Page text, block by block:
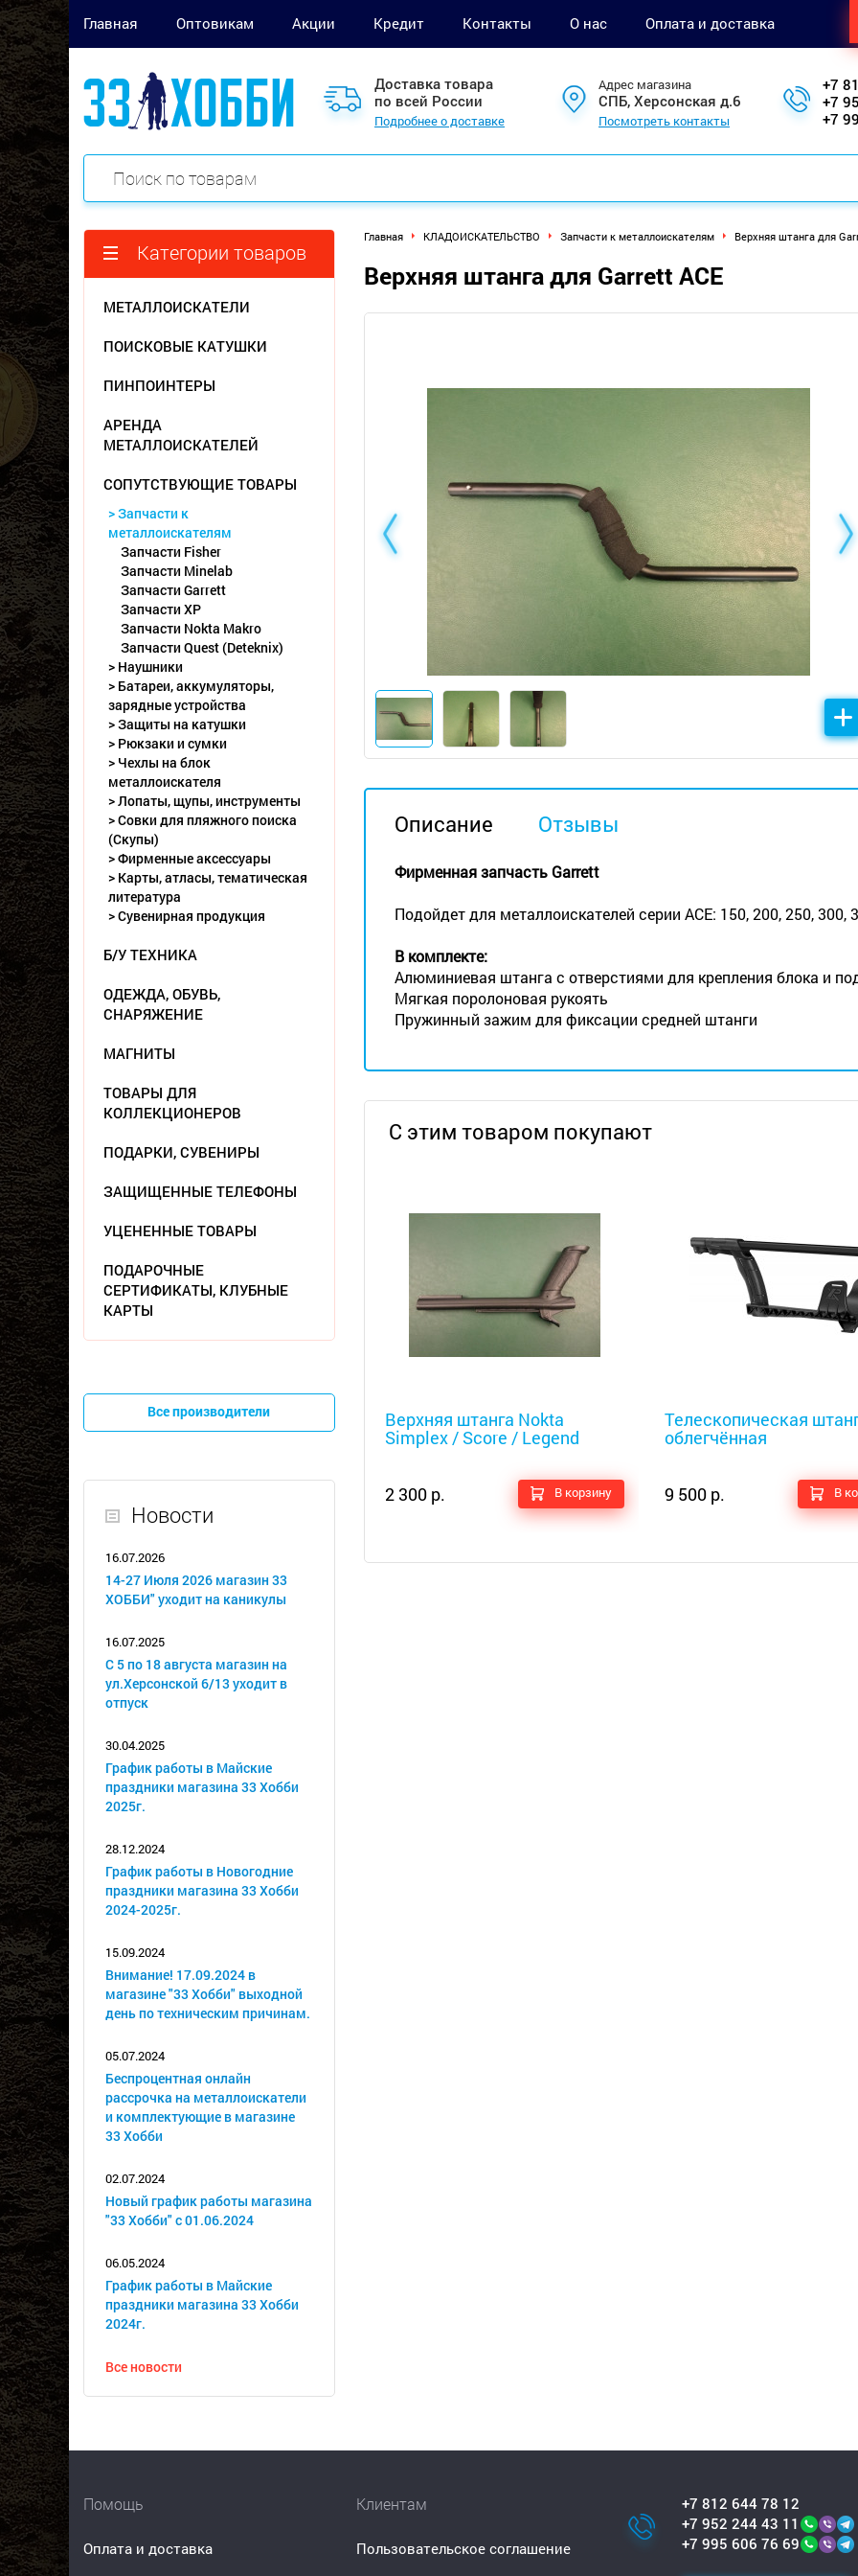
Главная Оптовикам Акции Кредит Контакты О нас Оплата и доставка
Доставка товара
по всей России
Подробнее о доставке
Адрес магазина
СПБ, Херсонская д.6
Посмотреть контакты
+7
+7
+7
Категории товаров
МЕТАЛЛОИСКАТЕЛИ
ПОИСКОВЫЕ КАТУШКИ
ПИНПОИНТЕРЫ
АРЕНДА
МЕТАЛЛОИСКАТЕЛЕЙ
СОПУТСТВУЮЩИЕ ТОВАРЫ
> Запчасти к
металлоискателям
Запчасти Fisher
Запчасти Minelab
Запчасти Garrett
Запчасти XP
Запчасти Nokta Makro
Запчасти Quest (Deteknix)
> Наушники
> Батареи, аккумуляторы,
зарядные устройства
> Защиты на катушки
> Рюкзаки и сумки
> Чехлы на блок
металлоискателя
> Лопаты, щупы, инструменты
> Совки для пляжного поиска
(Скупы)
> Фирменные аксессуары
> Карты, атласы, тематическая
литература
> Сувенирная продукция
Б/У ТЕХНИКА
ОДЕЖДА, ОБУВЬ,
СНАРЯЖЕНИЕ
МАГНИТЫ
ТОВАРЫ ДЛЯ
КОЛЛЕКЦИОНЕРОВ
ПОДАРКИ, СУВЕНИРЫ
ЗАЩИЩЕННЫЕ ТЕЛЕФОНЫ
УЦЕНЕННЫЕ ТОВАРЫ
ПОДАРОЧНЫЕ
СЕРТИФИКАТЫ, КЛУБНЫЕ
КАРТЫ
Все производители
Новости
16.07.2026
14-27 Июля 2026 магазин 33
ХОББИ" уходит на каникулы
16.07.2025
С 5 по 18 августа магазин на
ул.Херсонской 6/13 уходит в
отпуск
30.04.2025
График работы в Майские
праздники магазина 33 Хобби
2025г.
28.12.2024
График работы в Новогодние
праздники магазина 33 Хобби
2024-2025г.
15.09.2024
Внимание! 17.09.2024 в
магазине "33 Хобби" выходной
день по техническим причинам.
05.07.2024
Беспроцентная онлайн
рассрочка на металлоискатели
и комплектующие в магазине
33 Хобби
02.07.2024
Новый график работы магазина
"33 Хобби" с 01.06.2024
06.05.2024
График работы в Майские
праздники магазина 33 Хобби
2024г.
Все новости
Главная КЛАДОИСКАТЕЛЬСТВО Запчасти к металлоискателям Верхняя штанга для
Верхняя штанга для Garrett ACE
Описание Отзывы
Фирменная запчасть Garrett
Подойдет для металлоискателей серии АСЕ: 150, 200, 250, 300,
В комплекте:
Алюминиевая штанга с отверстиями для крепления блока и
Мягкая поролоновая рукоять
Пружинный зажим для фиксации средней штанги
С этим товаром покупают
Верхняя штанга Nokta
Simplex / Score / Legend
2 300 р. В корзину
Телескопическая
облегчённая
9 500 р. В
Помощь
Оплата и доставка
Клиентам
Пользовательское соглашение
+7 812 644 78 12
+7 952 244 43 11
+7 995 606 76 69